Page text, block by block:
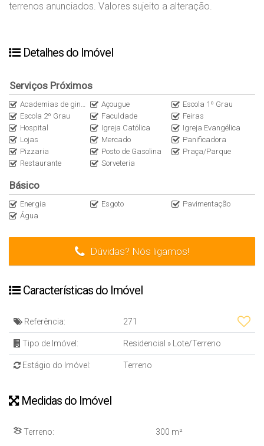
terrenos anunciados. Valores sujeito a alteração.
Detalhes do Imóvel
Serviços Próximos
Academias de ginástica Açougue
Escola 1º Grau
Escola 2º Grau
Faculdade
Feiras
Hospital
Igreja Católica
Igreja Evangélica
Lojas
Mercado
Panificadora
Pizzaria
Posto de Gasolina
Praça/Parque
Restaurante
Sorveteria
Básico
Energia Esgoto
Pavimentação
Água
Dúvidas? Nós ligamos!
Características do Imóvel
Referência: 271
Tipo de Imóvel: Residencial » Lote/Terreno
Estágio do Imóvel: Terreno
Medidas do Imóvel
Terreno: 300 m²